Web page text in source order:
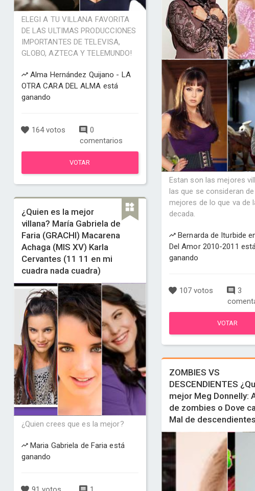
ELEGI A TU VILLANA FAVORITA
DE LAS ULTIMAS PRODUCCIONES
IMPORTANTES DE TELEVISA,
GLOBO, AZTECA Y TELEMUNDO!
Alma Hernández Quijano - LA
OTRA CARA DEL ALMA está
ganando
164 votos
0
comentarios
VOTAR
¿Quien es la mejor
villana? María Gabriela de
Faria (GRACHI) Macarena
Achaga (MIS XV) Karla
Cervantes (11 11 en mi
cuadra nada cuadra)
¿Quien crees que es la mejor?
Maria Gabriela de Faria está
ganando
Estan son las mejores
las que se consideran
mejores de lo que va de
decada.
Bernarda de Iturbide
Del Amor 2010-2011
ganando
107 votos
3
VOTAR
ZOMBIES VS
DESCENDIENTES
mejor Meg Donnelly:
de zombies o Dove
Mal de